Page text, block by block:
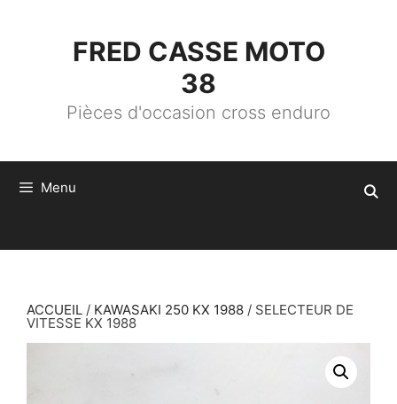
FRED CASSE MOTO
38
Pièces d'occasion cross enduro
Menu
ACCUEIL / KAWASAKI 250 KX 1988 / SELECTEUR DE
VITESSE KX 1988